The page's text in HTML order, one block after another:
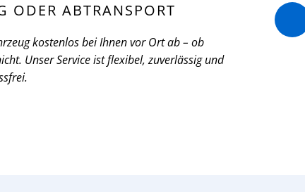
ODER ABTRANSPORT
kostenlos bei Ihnen vor Ort ab – ob
Unser Service ist flexibel, zuverlässig und